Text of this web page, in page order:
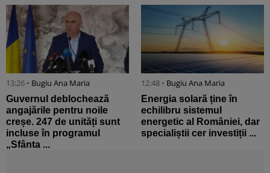
13:26 • Bugiu ⁠Ana Maria
Guvernul deblochează
angajările pentru noile
creșe. 247 de unități sunt
incluse în programul
„Sfânta ...
12:48 • Bugiu ⁠Ana Maria
Energia solară ține în
echilibru sistemul
energetic al României, dar
specialiștii cer investiții ...